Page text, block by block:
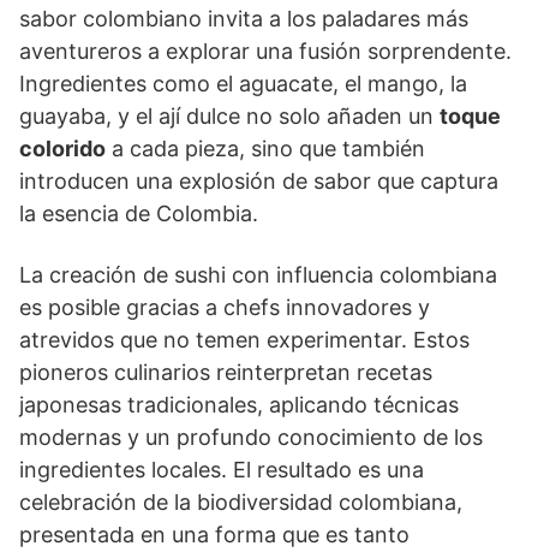
sabor colombiano invita a los paladares más
aventureros a explorar una fusión sorprendente.
Ingredientes como el aguacate, el mango, la
guayaba, y el ají dulce no solo añaden un toque
colorido a cada pieza, sino que también
introducen una explosión de sabor que captura
la esencia de Colombia.
La creación de sushi con influencia colombiana
es posible gracias a chefs innovadores y
atrevidos que no temen experimentar. Estos
pioneros culinarios reinterpretan recetas
japonesas tradicionales, aplicando técnicas
modernas y un profundo conocimiento de los
ingredientes locales. El resultado es una
celebración de la biodiversidad colombiana,
presentada en una forma que es tanto